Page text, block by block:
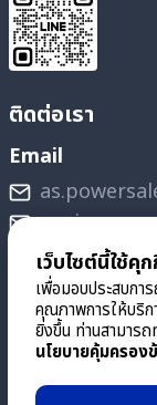
ติดต่อเรา
Email
ฝ่ายจัดซื้อ
097-275-
ฝ่ายขาย
095-908-
เว็บไซต์นี้ใช้คุ
เพื่อมอบประสบก
คุณภาพการให้บริก
ยิ่งขึ้น ท่านสามารถ
นโยบายคุ้มครอ